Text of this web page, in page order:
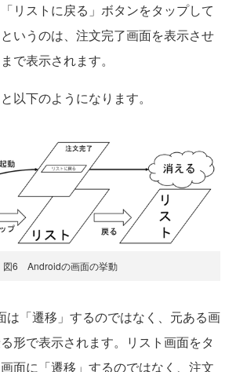
リストに戻る」ボタンをタップして
いうのは、注文完了画面を表示させ
で表示されます。
以下のようになります。
図6 Androidの画面の挙動
「遷移」するのではなく、元ある画
形で表示されます。リスト画面をタ
面に「遷移」するのではなく、注文